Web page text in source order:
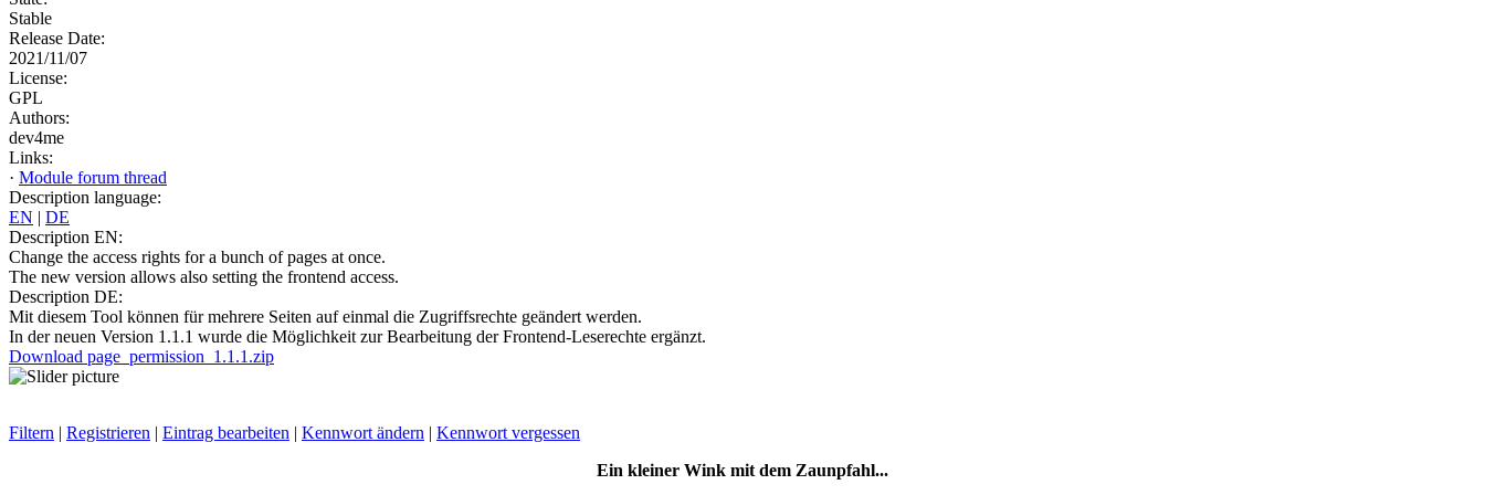
Stable
Release Date:
2021/11/07
License:
GPL
Authors:
dev4me
Links:
· Module forum thread
Description language:
EN | DE
Description EN:
Change the access rights for a bunch of pages at once.
The new version allows also setting the frontend access.
Description DE:
Mit diesem Tool können für mehrere Seiten auf einmal die Zugriffsrechte geändert werden.
In der neuen Version 1.1.1 wurde die Möglichkeit zur Bearbeitung der Frontend-Leserechte ergänzt.
Download page_permission_1.1.1.zip
Filtern | Registrieren | Eintrag bearbeiten | Kennwort ändern | Kennwort vergessen
Ein kleiner Wink mit dem Zaunpfahl...